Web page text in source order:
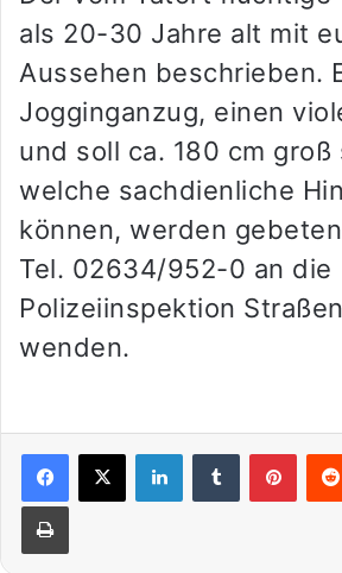
als 20-30 Jahre alt mit
Aussehen beschrieben.
Jogginganzug, einen
und soll ca. 180 cm groß
welche sachdienliche
können, werden
Tel. 02634/952-0 an die
Polizeiinspektion
wenden.
LinkedInTumblr
Drucken